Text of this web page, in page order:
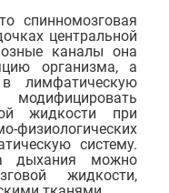
центральной
каналы она
организма, а
лимфатическую
жидкости при
систему.
дыхания можно
жидкости,